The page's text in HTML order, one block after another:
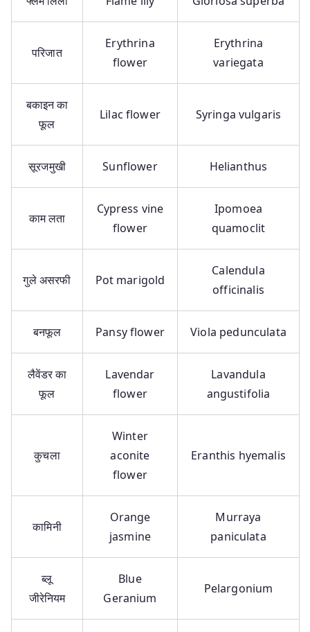
परिजात
Erythrina
flower
Erythrina
variegata
बकाइन का
फूल
Lilac flower Syringa vulgaris
सूरजमुखी Sunflower Helianthus
काम लता
Cypress vine
flower
Ipomoea
quamoclit
गुले असरफी Pot marigold
Calendula
officinalis
बनफूल Pansy flower Viola pedunculata
लैवेंडर का
फूल
Lavendar
flower
Lavandula
angustifolia
कुचला
Winter
aconite
flower
Eranthis hyemalis
कामिनी
Orange
jasmine
Murraya
paniculata
ब्लू
जीरेनियम
Blue
Geranium
Pelargonium